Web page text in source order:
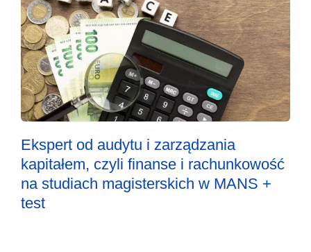
Ekspert od audytu i zarządzania
kapitałem, czyli finanse i rachunkowość
na studiach magisterskich w MANS +
test